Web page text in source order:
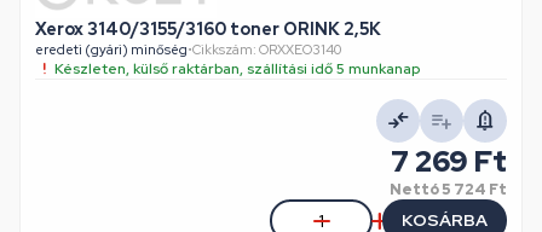
Xerox 3140/3155/3160 toner ORINK 2,5K
eredeti (gyári) minőség•Cikkszám: ORXXEO3140
Készleten, külső raktárban, szállítási idő 5 munkanap
7 269 Ft
Nettó5 724 Ft
KOSÁRBA